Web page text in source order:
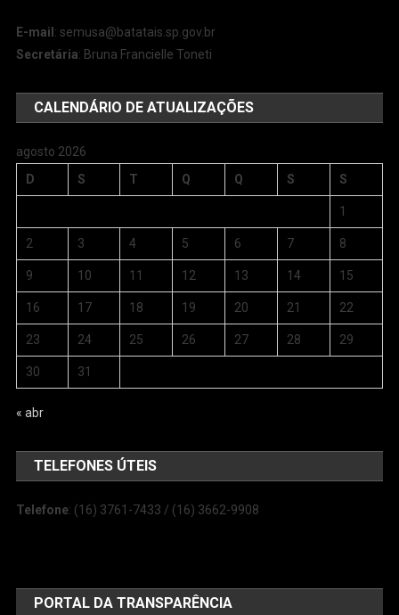
E-mail :semusa@batatais.sp.gov.br
Secretária: Bruna Francielle Toneti
CALENDÁRIO DE ATUALIZAÇÕES
agosto 2026
D
S T Q Q S S
1
2 3 4 5 6 7 8
9 10 11 12 13 14 15
16 17 18 19 20 21 22
23 24 25 26 27 28 29
30 31
« abr
TELEFONES ÚTEIS
Telefone: (16) 3761-7433 / (16) 3662-9908
PORTAL DA TRANSPARÊNCIA